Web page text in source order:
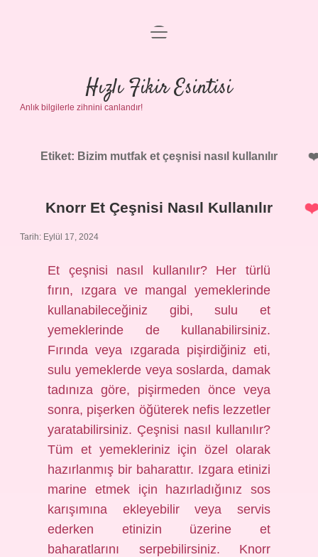
Anasayfa
Gizlilik Politikası
Yasal Uyarı
menüyü
Hızlı Fikir Esintisi
Anlık bilgilerle zihnini canlandır!
Etiket: Bizim mutfak et çeşnisi nasıl kullanılır
Knorr Et Çeşnisi Nasıl Kullanılır
Tarih: Eylül 17, 2024
Et çeşnisi nasıl kullanılır? Her türlü
fırın, ızgara ve mangal yemeklerinde
kullanabileceğiniz gibi, sulu et
yemeklerinde de kullanabilirsiniz.
Fırında veya ızgarada pişirdiğiniz eti,
sulu yemeklerde veya soslarda, damak
tadınıza göre, pişirmeden önce veya
sonra, pişerken öğüterek nefis lezzetler
yaratabilirsiniz. Çeşnisi nasıl kullanılır?
Tüm et yemekleriniz için özel olarak
hazırlanmış bir baharattır. Izgara etinizi
marine etmek için hazırladığınız sos
karışımına ekleyebilir veya servis
ederken etinizin üzerine et
baharatlarını serpebilirsiniz. Knorr